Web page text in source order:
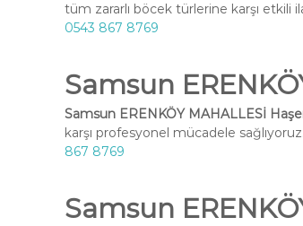
tüm zararlı böcek türlerine karşı etkili
0543 867 8769
Samsun
Samsun ERENKÖY MAHALLESİ
karşı profesyonel mücadele
867 8769
Samsun